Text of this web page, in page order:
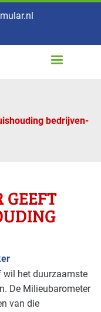
bedrijven­
wil het duurzaamste
De Milieubarometer
van die